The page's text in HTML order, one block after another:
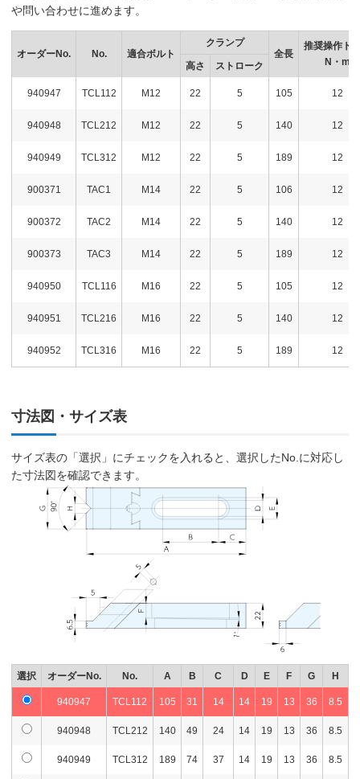
や問い合わせに進めます。
オーダーNo. No. 適合ボルト
クランプ
全長
推奨操作ト
N・m
高さ ストローク
940947 TCL112 M12 22 5 105 12
940948 TCL212 M12 22 5 140 12
940949 TCL312 M12 22 5 189 12
900371 TAC1 M14 22 5 106 12
900372 TAC2 M14 22 5 140 12
900373 TAC3 M14 22 5 189 12
940950 TCL116 M16 22 5 105 12
940951 TCL216 M16 22 5 140 12
940952 TCL316 M16 22 5 189 12
寸法図・サイズ表
サイズ表の「選択」にチェックを入れると、選択したNo.に対応し
た寸法図を確認できます。
選択 オーダーNo. No. A B C D E F G H
940947 TCL112 105 31 14 14 19 13 36 8.5
940948 TCL212 140 49 24 14 19 13 36 8.5
940949 TCL312 189 74 37 14 19 13 36 8.5